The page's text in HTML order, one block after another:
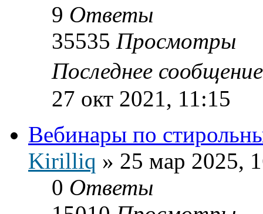
9 Ответы
35535 Просмотры
Последнее
27 окт 2021, 11:15
Вебинары по
Kirilliq » 25 мар 2025,
0 Ответы